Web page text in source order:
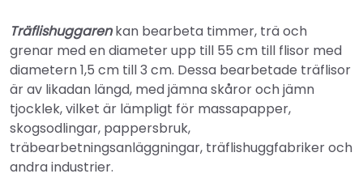
Träflishuggarenkan bearbeta timmer, trä och
grenar med en diameter upp till 55 cm till flisor med
diametern 1,5 cm till 3 cm. Dessa bearbetade träflisor
är av likadan längd, med jämna skåror och jämn
tjocklek, vilket är lämpligt för massapapper,
skogsodlingar, pappersbruk,
träbearbetningsanläggningar, träflishuggfabriker och
andra industrier.